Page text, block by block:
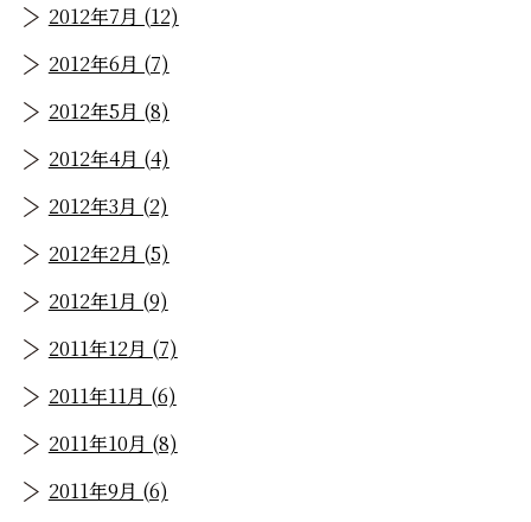
2012年7月 (12)
2012年6月 (7)
2012年5月 (8)
2012年4月 (4)
2012年3月 (2)
2012年2月 (5)
2012年1月 (9)
2011年12月 (7)
2011年11月 (6)
2011年10月 (8)
2011年9月 (6)